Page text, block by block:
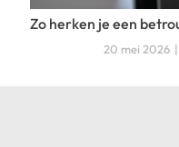
Zo herken je een
20 mei 2026 |